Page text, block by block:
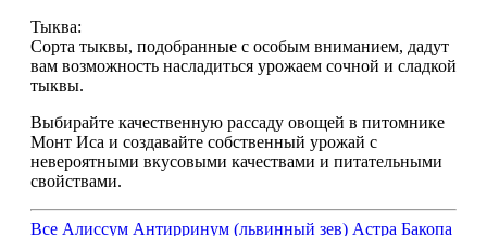
Тыква:
Сорта тыквы, подобранные с особым вниманием, дадут
вам возможность насладиться урожаем сочной и сладкой
тыквы.
Выбирайте качественную рассаду овощей в питомнике
Монт Иса и создавайте собственный урожай с
невероятными вкусовыми качествами и питательными
свойствами.
Все Алиссум Антирринум (львинный зев) Астра Бакопа